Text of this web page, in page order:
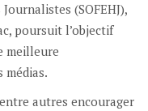
(SOFEHJ),
poursuit l’objectif
meilleure
médias.
autres encourager